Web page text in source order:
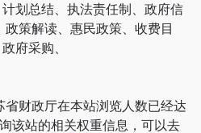
划总结、执法责任制、政府信
策解读、惠民政策、收费目
府采购、
财政厅在本站浏览人数已经达
该站的相关权重信息，可以去